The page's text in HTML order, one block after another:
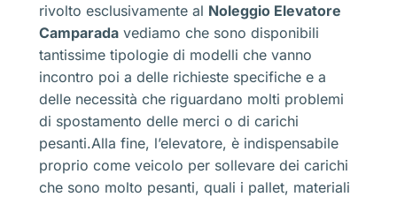
rivolto esclusivamente al Noleggio Elevatore
Camparada vediamo che sono disponibili
tantissime tipologie di modelli che vanno
incontro poi a delle richieste specifiche e a
delle necessità che riguardano molti problemi
di spostamento delle merci o di carichi
pesanti.Alla fine, l’elevatore, è indispensabile
proprio come veicolo per sollevare dei carichi
che sono molto pesanti, quali i pallet, materiali